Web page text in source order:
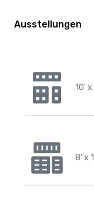
Ausstellungen
10'
8' x